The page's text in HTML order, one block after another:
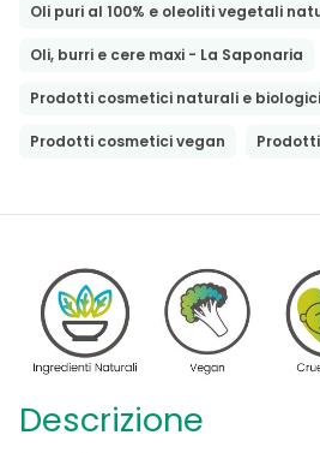
Oli puri al 100% e oleoliti vegetali
Oli, burri e cere maxi - La Saponaria
Prodotti cosmetici naturali e biologici
Prodotti cosmetici vegan
Descrizione